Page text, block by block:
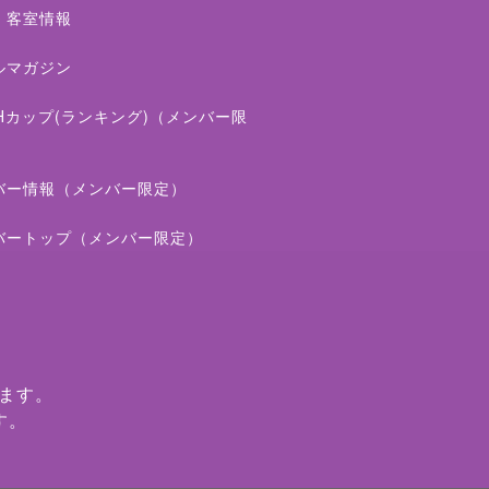
客室情報
マガジン
カップ(ランキング)（メンバー限
ー情報（メンバー限定）
ートップ（メンバー限定）
。